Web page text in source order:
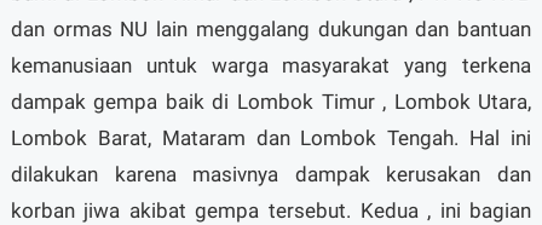
dan ormas NU lain menggalang dukungan dan bantuan
kemanusiaan untuk warga masyarakat yang terkena
dampak gempa baik di Lombok Timur , Lombok Utara,
Lombok Barat, Mataram dan Lombok Tengah. Hal ini
dilakukan karena masivnya dampak kerusakan dan
korban jiwa akibat gempa tersebut. Kedua , ini bagian